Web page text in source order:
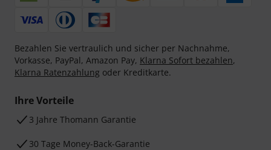
Bezahlen Sie vertraulich und sicher per Nachnahme,
Vorkasse, PayPal, Amazon Pay, Klarna Sofort bezahlen,
Klarna Ratenzahlung oder Kreditkarte.
Ihre Vorteile
3 Jahre Thomann Garantie
30 Tage Money-Back-Garantie